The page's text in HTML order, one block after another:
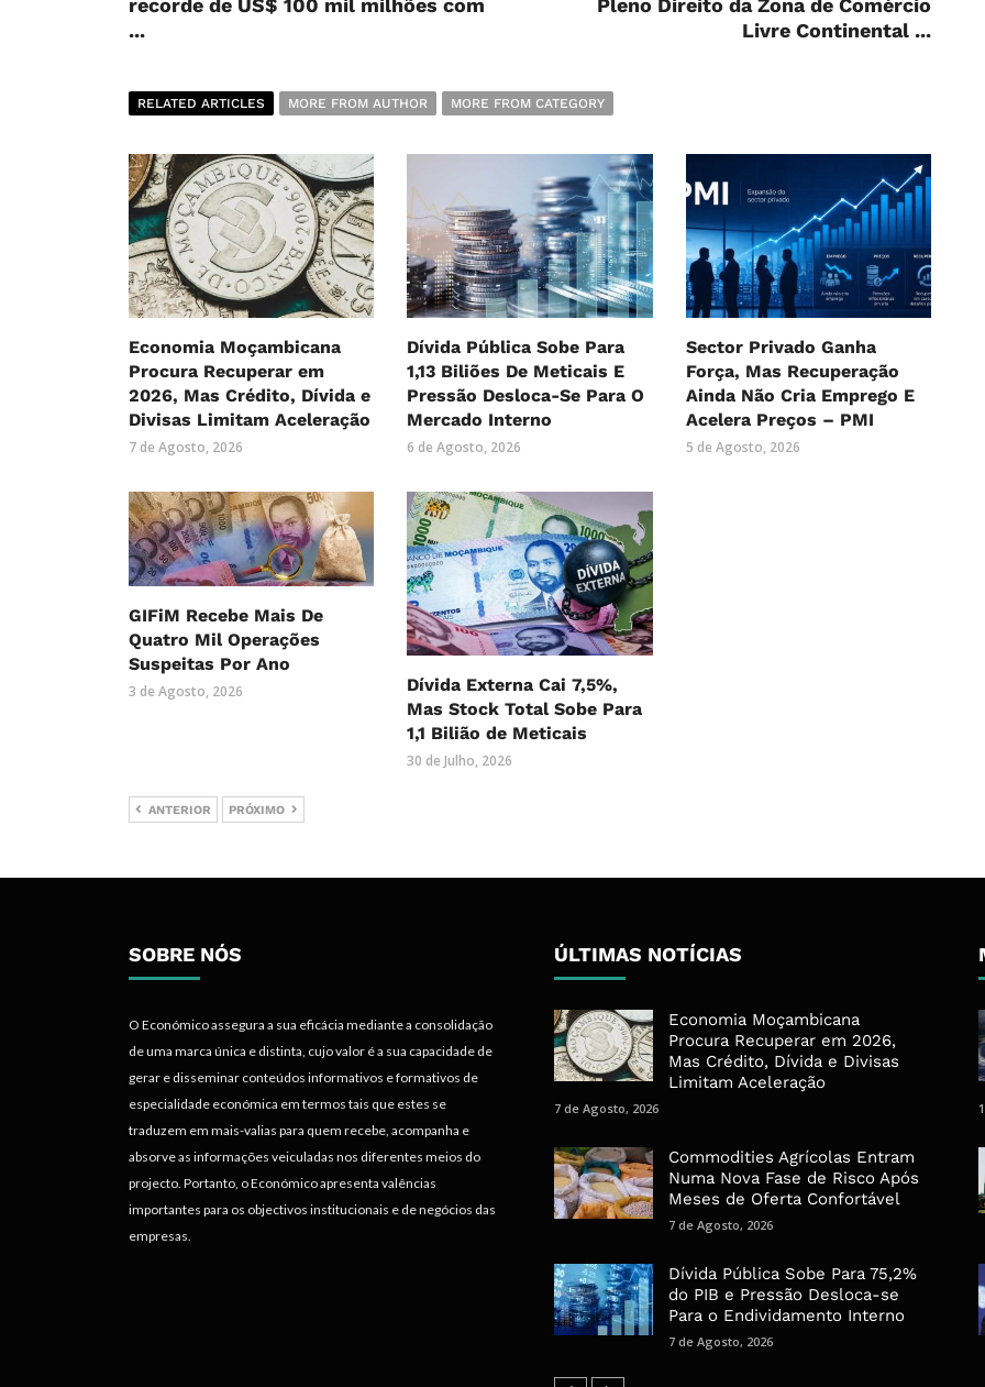
recorde de US$ 100 mil milhões com
...
Pleno Direito da Zona de Comércio
Livre Continental ...
RELATED ARTICLES MORE FROM AUTHOR MORE FROM CATEGORY
Economia Moçambicana
Procura Recuperar em
2026, Mas Crédito, Dívida e
Divisas Limitam Aceleração
7 de Agosto, 2026
Dívida Pública Sobe Para
1,13 Biliões De Meticais E
Pressão Desloca-Se Para O
Mercado Interno
6 de Agosto, 2026
Sector Privado Ganha
Força, Mas Recuperação
Ainda Não Cria Emprego E
Acelera Preços – PMI
5 de Agosto, 2026
GIFiM Recebe Mais De
Quatro Mil Operações
Suspeitas Por Ano
3 de Agosto, 2026
Dívida Externa Cai 7,5%,
Mas Stock Total Sobe Para
1,1 Bilião de Meticais
30 de Julho, 2026
ANTERIOR PRÓXIMO
SOBRE NÓS
O Económico assegura a sua eficácia mediante a consolidação
de uma marca única e distinta, cujo valor é a sua capacidade de
gerar e disseminar conteúdos informativos e formativos de
especialidade económica em termos tais que estes se
traduzem em mais-valias para quem recebe, acompanha e
absorve as informações veiculadas nos diferentes meios do
projecto. Portanto, o Económico apresenta valências
importantes para os objectivos institucionais e de negócios das
empresas.
ÚLTIMAS NOTÍCIAS
Economia Moçambicana
Procura Recuperar em 2026,
Mas Crédito, Dívida e Divisas
Limitam Aceleração
7 de Agosto, 2026
Commodities Agrícolas Entram
Numa Nova Fase de Risco Após
Meses de Oferta Confortável
7 de Agosto, 2026
Dívida Pública Sobe Para 75,2%
do PIB e Pressão Desloca-se
Para o Endividamento Interno
7 de Agosto, 2026